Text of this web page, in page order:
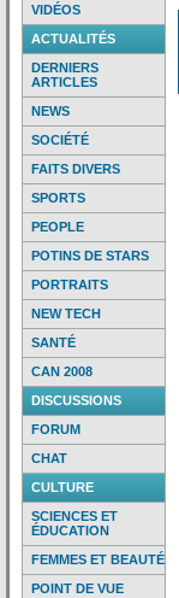
VIDÉOS
ACTUALITÉS
DERNIERS
ARTICLES
NEWS
SOCIÉTÉ
FAITS DIVERS
SPORTS
PEOPLE
POTINS DE STARS
PORTRAITS
NEW TECH
SANTÉ
CAN 2008
DISCUSSIONS
FORUM
CHAT
CULTURE
SCIENCES ET
ÉDUCATION
FEMMES ET BEAUTÉ
POINT DE VUE